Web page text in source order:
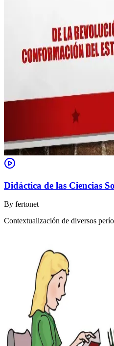
Didáctica de las Ciencias
By fertonet
Contextualización de diversos